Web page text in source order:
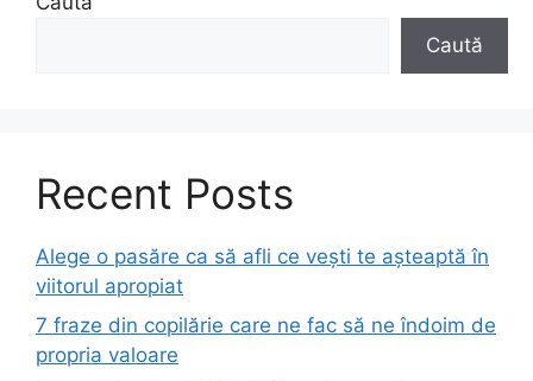
Caută
Recent Posts
Alege o pasăre ca să afli ce vești te așteaptă în
viitorul apropiat
7 fraze din copilărie care ne fac să ne îndoim de
propria valoare